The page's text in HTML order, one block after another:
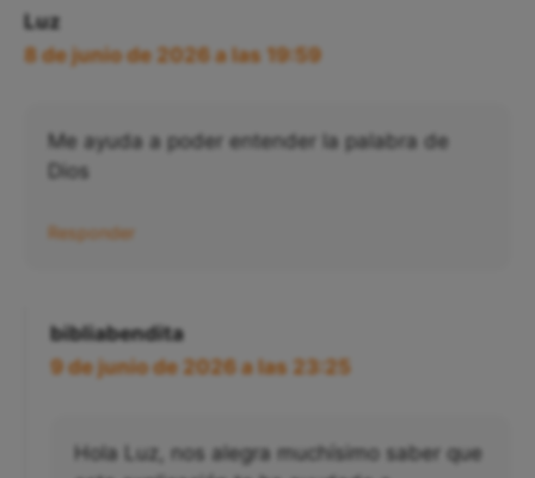
Luz
8 de junio de 2026 a las 19:59
Me ayuda a poder entender la palabra de
Dios
Responder
bibliabendita
9 de junio de 2026 a las 23:25
Hola Luz, nos alegra muchísimo saber que